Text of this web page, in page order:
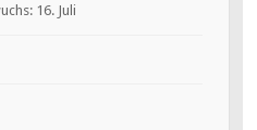
16. Juli